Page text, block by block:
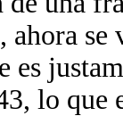
se
es
lo que